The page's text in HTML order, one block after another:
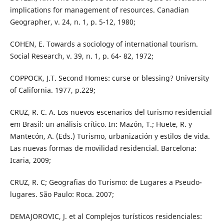
implications for management of resources. Canadian
Geographer, v. 24, n. 1, p. 5-12, 1980;
COHEN, E. Towards a sociology of international tourism.
Social Research, v. 39, n. 1, p. 64- 82, 1972;
COPPOCK, J.T. Second Homes: curse or blessing? University
of California. 1977, p.229;
CRUZ, R. C. A. Los nuevos escenarios del turismo residencial
em Brasil: un análisis crítico. In: Mazón, T.; Huete, R. y
Mantecón, A. (Eds.) Turismo, urbanización y estilos de vida.
Las nuevas formas de movilidad residencial. Barcelona:
Icaria, 2009;
CRUZ, R. C; Geografias do Turismo: de Lugares a Pseudo-
lugares. São Paulo: Roca. 2007;
DEMAJOROVIC, J. et al Complejos turísticos residenciales: